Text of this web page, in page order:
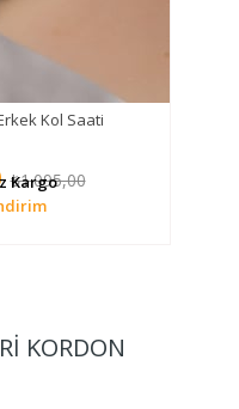
Kol Saati
₺1.095,00
Kargo
KORDON